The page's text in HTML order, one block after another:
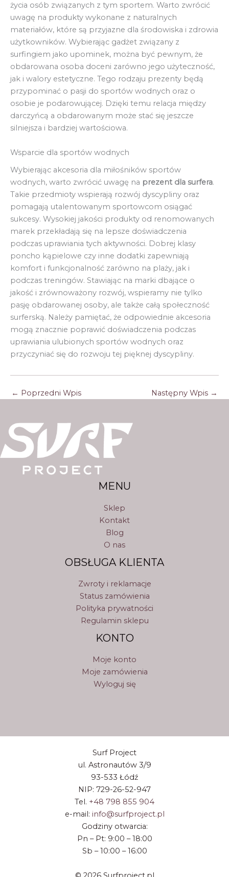
życia osób związanych z tym sportem. Warto zwrócić
uwagę na produkty wykonane z naturalnych
materiałów, które są przyjazne dla środowiska i zdrowia
użytkowników. Wybierając gadżet związany z
surfingiem jako upominek, można być pewnym, że
obdarowana osoba doceni zarówno jego użyteczność,
jak i walory estetyczne. Tego rodzaju prezenty będą
przypominać o pasji do sportów wodnych oraz o
osobie je podarowującej. Dzięki temu relacja między
darczyńcą a obdarowanym może stać się jeszcze
silniejsza i bardziej wartościowa.
Wsparcie dla sportów wodnych
Wybierając akcesoria dla miłośników sportów
wodnych, warto zwrócić uwagę na prezent dla surfera.
Takie przedmioty wspierają rozwój dyscypliny oraz
pomagają utalentowanym sportowcom osiągać
sukcesy. Wysokiej jakości produkty od renomowanych
marek przekładają się na lepsze doświadczenia
podczas uprawiania tych aktywności. Dobrej klasy
poncho kąpielowe czy inne dodatki zapewniają
komfort i funkcjonalność zarówno na plaży, jak i
podczas treningów. Stawiając na marki dbające o
jakość i zrównoważony rozwój, wspieramy nie tylko
pasję obdarowanej osoby, ale także całą społeczność
surferską. Należy pamiętać, że odpowiednie akcesoria
mogą znacznie poprawić doświadczenia podczas
uprawiania ulubionych sportów wodnych oraz
przyczyniać się do rozwoju tej pięknej dyscypliny.
← Poprzedni Wpis Następny Wpis →
MENU
Sklep
Kontakt
Blog
O nas
OBSŁUGA KLIENTA
Zwroty i reklamacje
Status zamówienia
Polityka prywatności
Regulamin sklepu
KONTO
Moje konto
Moje zamówienia
Wyloguj się
Surf Project
ul. Astronautów 3/9
93-533 Łódź
NIP: 729-26-52-947
Tel. +48 798 855 904
e-mail: info@surfproject.pl
Godziny otwarcia:
Pn – Pt: 9:00 – 18:00
Sb – 10:00 – 16:00